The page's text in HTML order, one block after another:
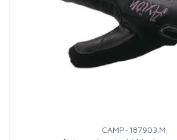
CAMP-187903.M